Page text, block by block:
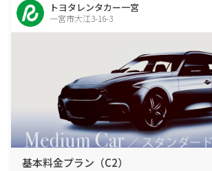
トヨタレンタカー一宮
一宮市大江3-16-3
基本料金プラン（C2）